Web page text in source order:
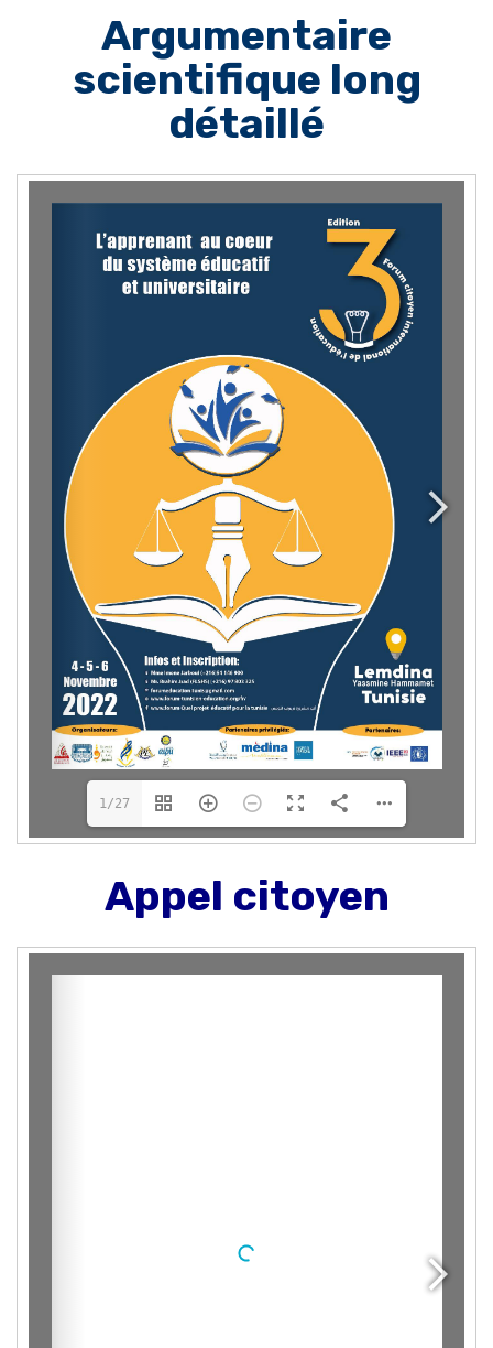
Argumentaire
scientifique long
détaillé
1/27
Appel citoyen